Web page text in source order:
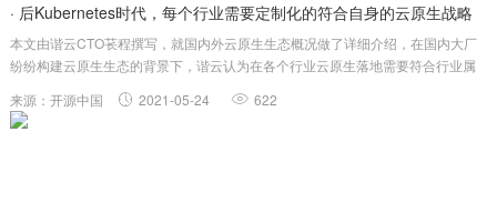
· 后Kubernetes时代，每个行业需要定制化的符合自身的云原生战略
本文由谐云CTO苌程撰写，就国内外云原生生态概况做了详细介绍，在国内大厂
纷纷构建云原生生态的背景下，谐云认为在各个行业云原生落地需要符合行业属
系演进方向，推出了针对金融、通信、能源行业的云原生解决方案，总结了云原
生落地实践经验，供...
来源：开源中国 2021-05-24 622